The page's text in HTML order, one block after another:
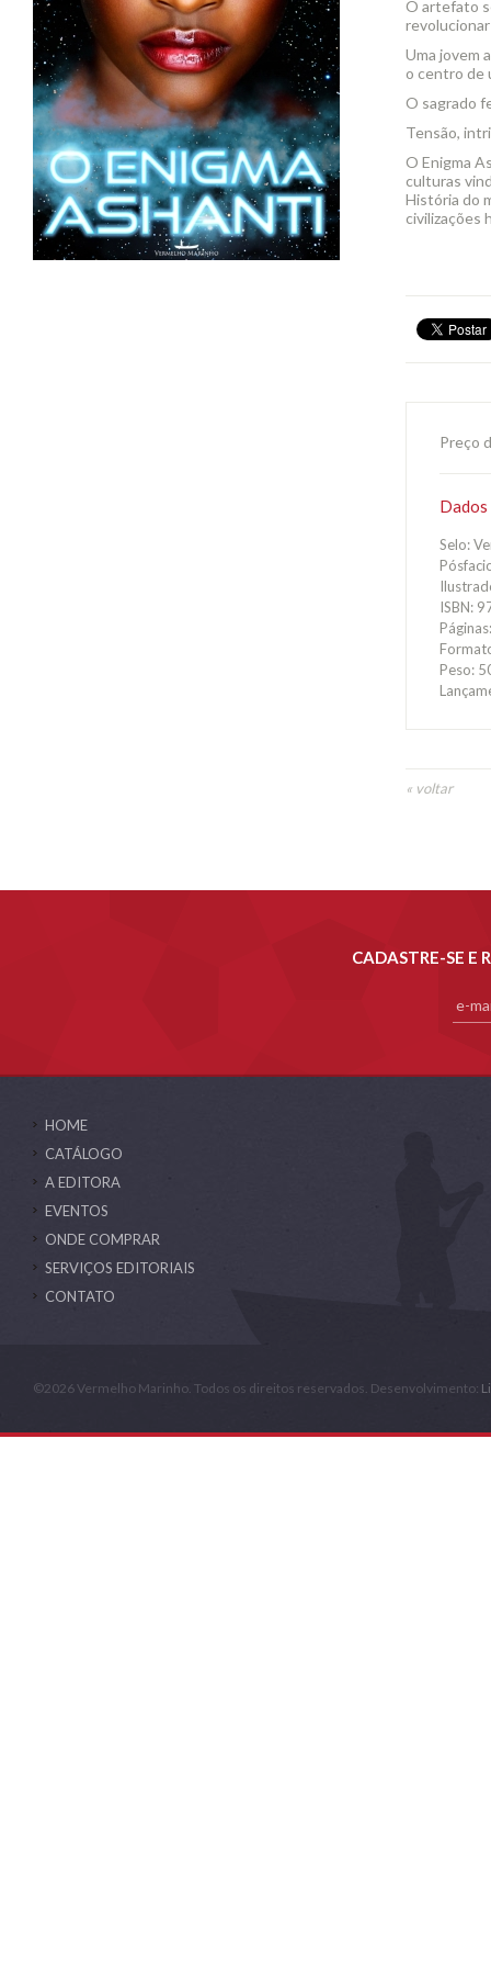
O artefato
Uma jovem
o centro de
O sagrado
Tensão,
O Enigma
culturas
História do
civilizações
Preço
Dados
Selo:
ISBN:
Peso:
« voltar
CADASTRE-SE E
HOME
CATÁLOGO
A EDITORA
EVENTOS
ONDE COMPRAR
SERVIÇOS EDITORIAIS
CONTATO
©2026 Vermelho Marinho. Todos os direitos reservados. Desenvolvimento: